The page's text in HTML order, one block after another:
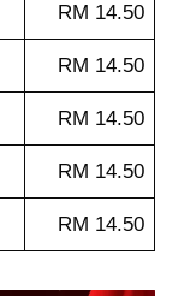
RM 14.50
RM 14.50
RM 14.50
RM 14.50
RM 14.50